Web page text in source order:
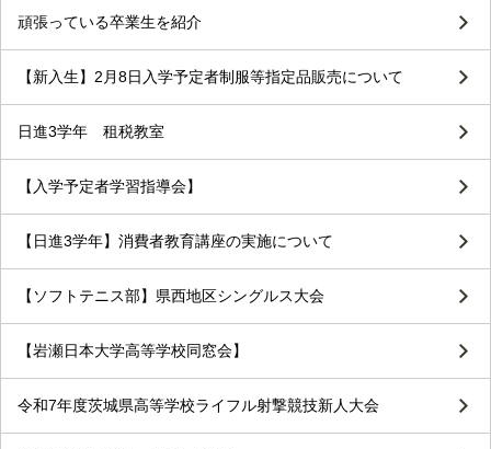
頑張っている卒業生を紹介
【新入生】2月8日入学予定者制服等指定品販売について
日進3学年 租税教室
【入学予定者学習指導会】
【日進3学年】消費者教育講座の実施について
【ソフトテニス部】県西地区シングルス大会
【岩瀬日本大学高等学校同窓会】
令和7年度茨城県高等学校ライフル射撃競技新人大会